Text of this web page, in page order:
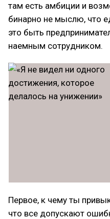
там есть амбиции и
бинарно не мыслю, что
это быть
наемным сотрудником.
Первое, к чему ты
что все допускают